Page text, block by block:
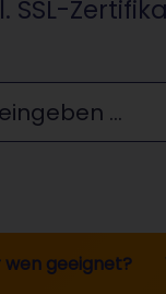
SSL-
wen geeignet?